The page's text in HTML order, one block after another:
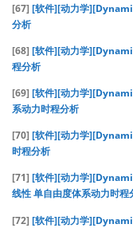
[67] [软件][动力学
分析
[68] [软件][动力学
程分析
[69] [软件][动力学
系动力时程分析
[70] [软件][动力学
时程分析
[71] [软件][动力学
线性 单自由度体系动力时程
[72] [软件][动力学